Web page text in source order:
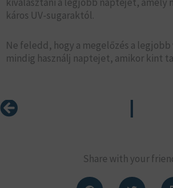
káros UV-sugaraktól.
Ne feledd, hogy a megelőzés a
mindig használj naptejet, amikor kint
Prev
Share with your